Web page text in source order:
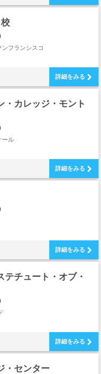
フランシスコ
詳細をみる
・カレッジ・モント
ール
詳細をみる
詳細をみる
テチュート・オブ・
詳細をみる
・センター